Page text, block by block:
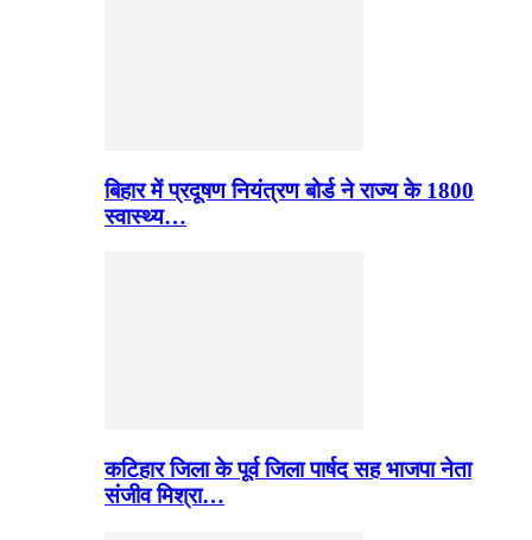
बिहार में प्रदूषण नियंत्रण बोर्ड ने राज्य के 1800
स्वास्थ्य…
कटिहार जिला के पूर्व जिला पार्षद सह भाजपा नेता
संजीव मिश्रा…